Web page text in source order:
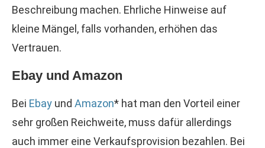
Beschreibung machen. Ehrliche Hinweise auf
kleine Mängel, falls vorhanden, erhöhen das
Vertrauen.
Ebay und Amazon
Bei Ebay und Amazon* hat man den Vorteil einer
sehr großen Reichweite, muss dafür allerdings
auch immer eine Verkaufsprovision bezahlen. Bei